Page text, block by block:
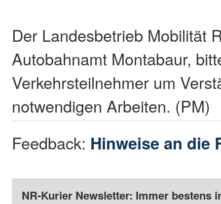
Der Landesbetrieb Mobilität
Autobahnamt Montabaur,
Verkehrsteilnehmer um
notwendigen Arbeiten. (PM)
Feedback: Hinweise an die
NR-Kurier Newsletter: Immer bestens